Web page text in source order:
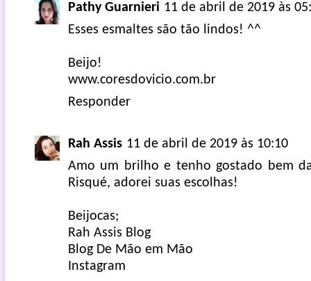
Pathy Guarnieri 11 de abril de 2019 às
Esses esmaltes são tão lindos! ^^
Beijo!
www.coresdovicio.com.br
Responder
Rah Assis 11 de abril de 2019 às 10:10
Amo um brilho e tenho gostado bem
Risqué, adorei suas escolhas!
Beijocas;
Rah Assis Blog
Blog De Mão em Mão
Instagram